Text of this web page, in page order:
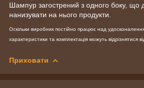
Шампур загострений з одного боку, що
нанизувати на нього продукти.
Оскільки виробник постійно працює над
характеристики та комплектація можуть відрізнятися
Приховати